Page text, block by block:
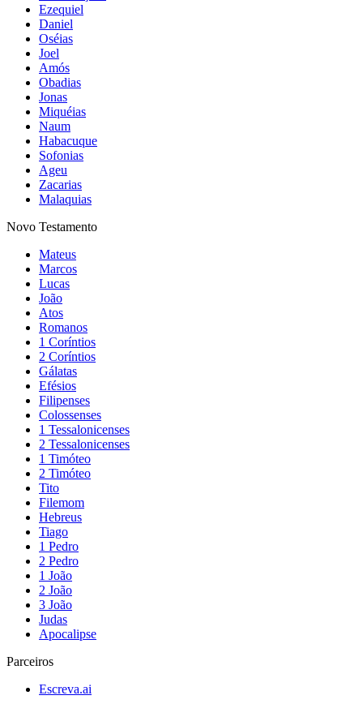
Ezequiel
Daniel
Oséias
Joel
Amós
Obadias
Jonas
Miquéias
Naum
Habacuque
Sofonias
Ageu
Zacarias
Malaquias
Novo Testamento
Mateus
Marcos
Lucas
João
Atos
Romanos
1 Coríntios
2 Coríntios
Gálatas
Efésios
Filipenses
Colossenses
1 Tessalonicenses
2 Tessalonicenses
1 Timóteo
2 Timóteo
Tito
Filemom
Hebreus
Tiago
1 Pedro
2 Pedro
1 João
2 João
3 João
Judas
Apocalipse
Parceiros
Escreva.ai